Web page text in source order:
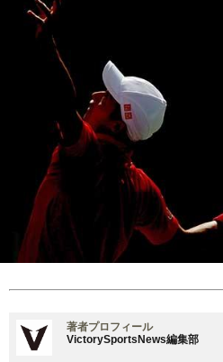
著者プロフィール
VictorySportsNews編集部